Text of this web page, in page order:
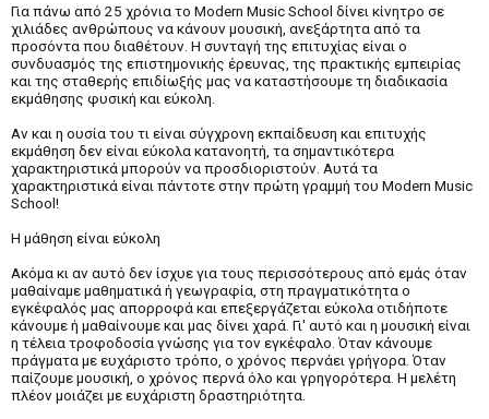
Για πάνω από 25 χρόνια το Modern Music School δίνει κίνητρο σε
χιλιάδες ανθρώπους να κάνουν μουσική, ανεξάρτητα από τα
προσόντα που διαθέτουν. Η συνταγή της επιτυχίας είναι ο
συνδυασμός της επιστημονικής έρευνας, της πρακτικής εμπειρίας
και της σταθερής επιδίωξής μας να καταστήσουμε τη διαδικασία
εκμάθησης φυσική και εύκολη.
Αν και η ουσία του τι είναι σύγχρονη εκπαίδευση και επιτυχής
εκμάθηση δεν είναι εύκολα κατανοητή, τα σημαντικότερα
χαρακτηριστικά μπορούν να προσδιοριστούν. Αυτά τα
χαρακτηριστικά είναι πάντοτε στην πρώτη γραμμή του Modern Music
School!
H μάθηση είναι εύκολη
Ακόμα κι αν αυτό δεν ίσχυε για τους περισσότερους από εμάς όταν
μαθαίναμε μαθηματικά ή γεωγραφία, στη πραγματικότητα ο
εγκέφαλός μας απορροφά και επεξεργάζεται εύκολα οτιδήποτε
κάνουμε ή μαθαίνουμε και μας δίνει χαρά. Γι' αυτό και η μουσική είναι
η τέλεια τροφοδοσία γνώσης για τον εγκέφαλο. Όταν κάνουμε
πράγματα με ευχάριστο τρόπο, ο χρόνος περνάει γρήγορα. Όταν
παίζουμε μουσική, ο χρόνος περνά όλο και γρηγορότερα. Η μελέτη
πλέον μοιάζει με ευχάριστη δραστηριότητα.